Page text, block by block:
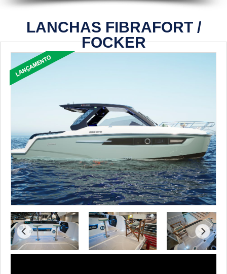
LANCHAS FIBRAFORT /
FOCKER